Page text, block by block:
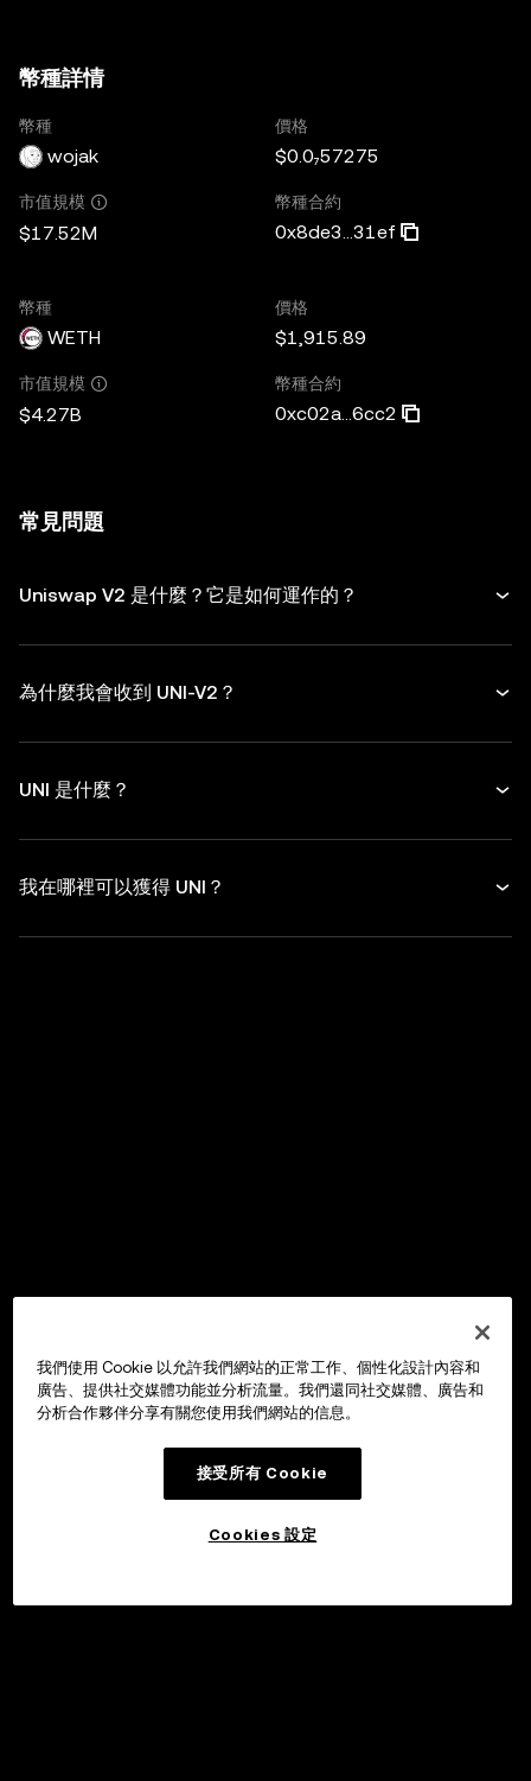
幣種詳情
幣種
wojak
價格
$0.0₇57275
市值規模
$17.52M
幣種合約
0x8de3...31ef
幣種
WETH
價格
$1,915.89
市值規模
$4.27B
幣種合約
0xc02a...6cc2
常見問題
Uniswap V2 是什麼？它是如何運作的？
為什麼我會收到 UNI-V2？
UNI 是什麼？
我在哪裡可以獲得 UNI？
我們使用 Cookie 以允許我們網站的正常工作、個性化設計內容和
廣告、提供社交媒體功能並分析流量。我們還同社交媒體、廣告和
分析合作夥伴分享有關您使用我們網站的信息。
接受所有 Cookie
Cookies 設定